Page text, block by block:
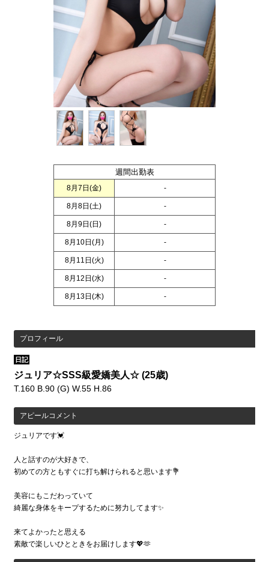
週間出勤表
8月7日(金) -
8月8日(土) -
8月9日(日) -
8月10日(月) -
8月11日(火) -
8月12日(水) -
8月13日(木) -
プロフィール
日記
ジュリア☆SSS級愛嬌美人☆(25歳)
T.160 B.90 (G) W.55 H.86
アピールコメント
ジュリアです💓
人と話すのが大好きで、
初めての方ともすぐに打ち解けられると思います💐
美容にもこだわっていて
綺麗な身体をキープするために努力してます✨
来てよかったと思える
素敵で楽しいひとときをお届けします💖🫶